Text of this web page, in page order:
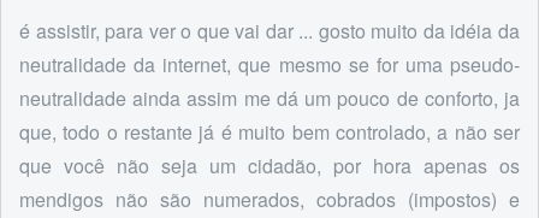
é assistir, para ver o que vai dar ... gosto muito da idéia da
neutralidade da internet, que mesmo se for uma pseudo-
neutralidade ainda assim me dá um pouco de conforto, ja
que, todo o restante já é muito bem controlado, a não ser
que você não seja um cidadão, por hora apenas os
mendigos não são numerados, cobrados (impostos) e